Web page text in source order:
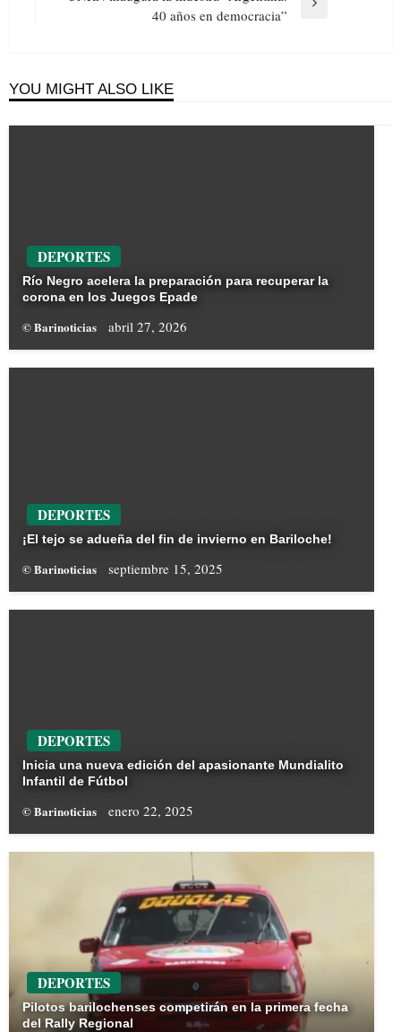
40 años en democracia”
YOU MIGHT ALSO LIKE
DEPORTES
Río Negro acelera la preparación para recuperar la
corona en los Juegos Epade
© Barinoticias abril 27, 2026
DEPORTES
¡El tejo se adueña del fin de invierno en Bariloche!
© Barinoticias septiembre 15, 2025
DEPORTES
Inicia una nueva edición del apasionante Mundialito
Infantil de Fútbol
© Barinoticias enero 22, 2025
DEPORTES
Pilotos barilochenses competirán en la primera fecha
del Rally Regional